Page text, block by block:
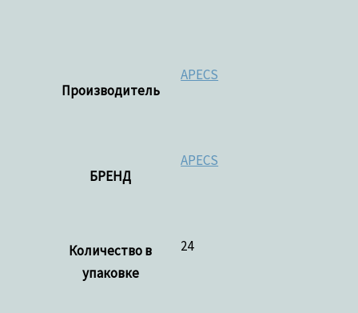
Производитель
APECS
БРЕНД
APECS
Количество в
упаковке
24